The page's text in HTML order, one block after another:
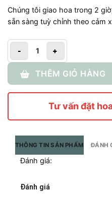
Chúng tôi giao hoa trong 2
sẵn sàng tuỳ chỉnh theo cảm
Số lượng
THÊM GIỎ HÀNG
Tư vấn đặt
THÔNG TIN SẢN PHẨM ĐÁNH
Đánh giá:
Đánh giá